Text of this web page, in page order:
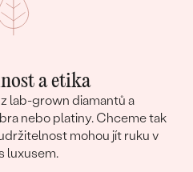
a etika
lab-grown diamantů a
nebo platiny. Chceme tak
mohou jít ruku v
luxusem.